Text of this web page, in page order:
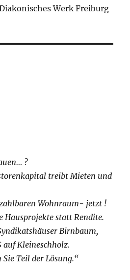
Werk Freiburg
?
treibt Mieten und
Wohnraum- jetzt !
Hausprojekte statt Rendite.
Birnbaum,
auf Kleineschholz.
Sie Teil der Lösung.“